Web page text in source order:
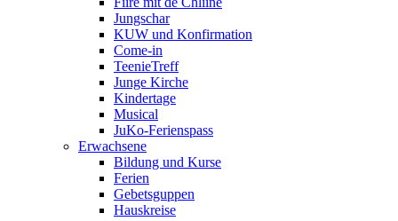
Jungschar
KUW und Konfirmation
Come-in
TeenieTreff
Junge Kirche
Kindertage
Musical
JuKo-Ferienspass
Erwachsene
Bildung und Kurse
Ferien
Gebetsguppen
Hauskreise